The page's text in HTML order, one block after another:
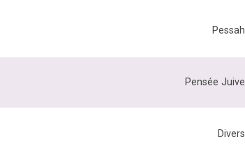
Pessah
Pensée Juive
Divers